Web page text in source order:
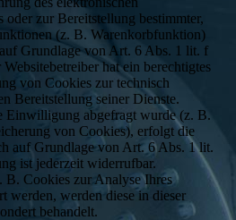
zur Bereitstellung bestimmter,
(z. B. Warenkorbfunktion)
Grundlage von Art. 6 Abs. 1 lit. f
hat ein berechtigtes
von Cookies zur technisch
Bereitstellung seiner Dienste.
Einwilligung abgefragt wurde (z. B.
von Cookies), erfolgt die
auf Grundlage von Art. 6 Abs. 1 lit.
ist jederzeit widerrufbar.
B. Cookies zur Analyse Ihres
werden, werden diese in dieser
behandelt.